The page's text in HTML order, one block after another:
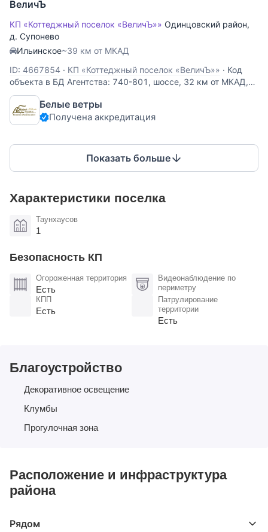
ВеличЪ
КП «Коттеджный поселок «ВеличЪ»» Одинцовский район,
д. Супонево
Ильинское~39 км от МКАД
ID: 4667854 · КП «Коттеджный поселок «ВеличЪ»» · Код
объекта в БД Агентства: 740-801, шоссе, 32 км от МКАД,
Величъ (д. Супонево ). Кирпичный дом с центральными
коммуникациями и разведенным отоплением в обжитом
коттеджном поселке Величь. Поселок расположен рядом с
Белые ветры
Получена аккредитация
Показать больше
Характеристики поселка
Таунхаусов
1
Безопасность КП
Огороженная территория
Есть
Видеонаблюдение по
периметру
КПП
Есть
Патрулирование
территории
Есть
Благоустройство
Декоративное освещение
Клумбы
Прогулочная зона
Расположение и инфраструктура
района
Рядом